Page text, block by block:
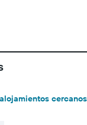
cercanos